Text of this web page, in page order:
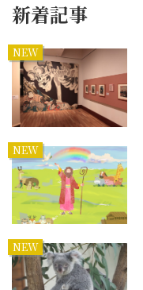
新着記事
NEW
NEW
NEW